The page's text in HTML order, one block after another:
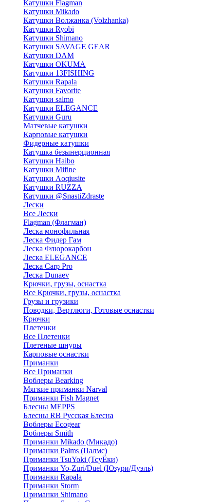
Катушки Flagman
Катушки Mikado
Катушки Волжанка (Volzhanka)
Катушки Ryobi
Катушки Shimano
Катушки SAVAGE GEAR
Катушки DAM
Катушки OKUMA
Катушки 13FISHING
Катушки Rapala
Катушки Favorite
Катушки salmo
Катушки ELEGANCE
Катушки Guru
Матчевые катушки
Карповые катушки
Фидерные катушки
Катушка безынерционная
Катушки Haibo
Катушки Mifine
Катушки Aoqiusite
Катушки RUZZA
Катушки @SnastiZdraste
Лески
Все Лески
Flagman (Флагман)
Леска монофильная
Леска Фидер Гам
Леска Флюрокарбон
Леска ELEGANCE
Леска Carp Pro
Леска Dunaev
Крючки, грузы, оснастка
Все Крючки, грузы, оснастка
Грузы и грузики
Поводки, Вертлюги, Готовые оснастки
Крючки
Плетенки
Все Плетенки
Плетеные шнуры
Карповые оснастки
Приманки
Все Приманки
Воблеры Bearking
Мягкие приманки Narval
Приманки Fish Magnet
Блесны MEPPS
Блесны RB Русская Блесна
Воблеры Ecogear
Воблеры Smith
Приманки Mikado (Микадо)
Приманки Palms (Палмс)
Приманки TsuYoki (ТсуЁки)
Приманки Yo-Zuri/Duel (Юзури/Дуэль)
Приманки Rapala
Приманки Storm
Приманки Shimano